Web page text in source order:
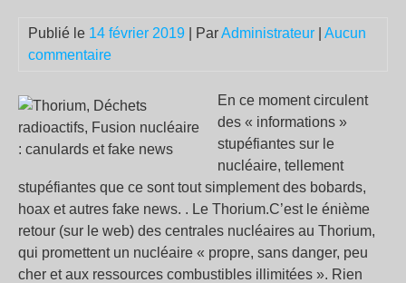
Publié le 14 février 2019 | ParAdministrateur
Aucun
commentaire
En ce moment circulent
des « informations »
stupéfiantes sur le
nucléaire, tellement
stupéfiantes que ce sont tout simplement des bobards,
hoax et autres fake news. . Le Thorium.C’est le énième
retour (sur le web) des centrales nucléaires au Thorium,
qui promettent un nucléaire « propre, sans danger, peu
cher et aux ressources combustibles illimitées ». Rien